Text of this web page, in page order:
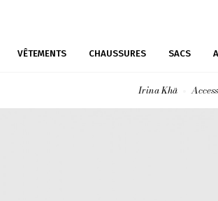
VÊTEMENTS CHAUSSURES SACS
Irina Khä